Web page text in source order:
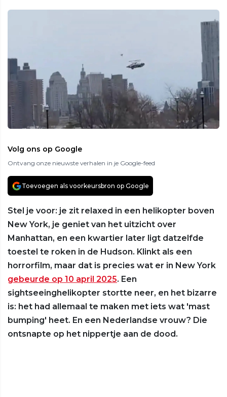
Volg ons op Google
Ontvang onze nieuwste verhalen in je Google-feed
Toevoegen als voorkeursbron op Google
Stel je voor: je zit relaxed in een helikopter boven
New York, je geniet van het uitzicht over
Manhattan, en een kwartier later ligt datzelfde
toestel te roken in de Hudson. Klinkt als een
horrorfilm, maar dat is precies wat er in New York
gebeurde op 10 april 2025. Een
sightseeinghelikopter stortte neer, en het bizarre
is: het had allemaal te maken met iets wat 'mast
bumping' heet. En een Nederlandse vrouw? Die
ontsnapte op het nippertje aan de dood.